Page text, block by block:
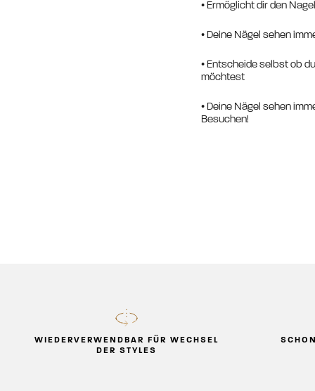
• Ermöglicht dir den
• Deine Nägel sehen
• Entscheide selbst ob
möchtest
• Deine Nägel sehen
Besuchen!
WIEDERVERWENDBAR FÜR WECHSEL
DER STYLES